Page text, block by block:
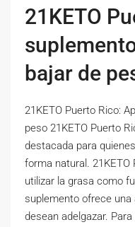
21KETO
bajar de
21KETO Puerto Rico:
peso 21KETO Puerto
destacada para
forma natural. 21KETO
utilizar la grasa como
suplemento ofrece
desean adelgazar.